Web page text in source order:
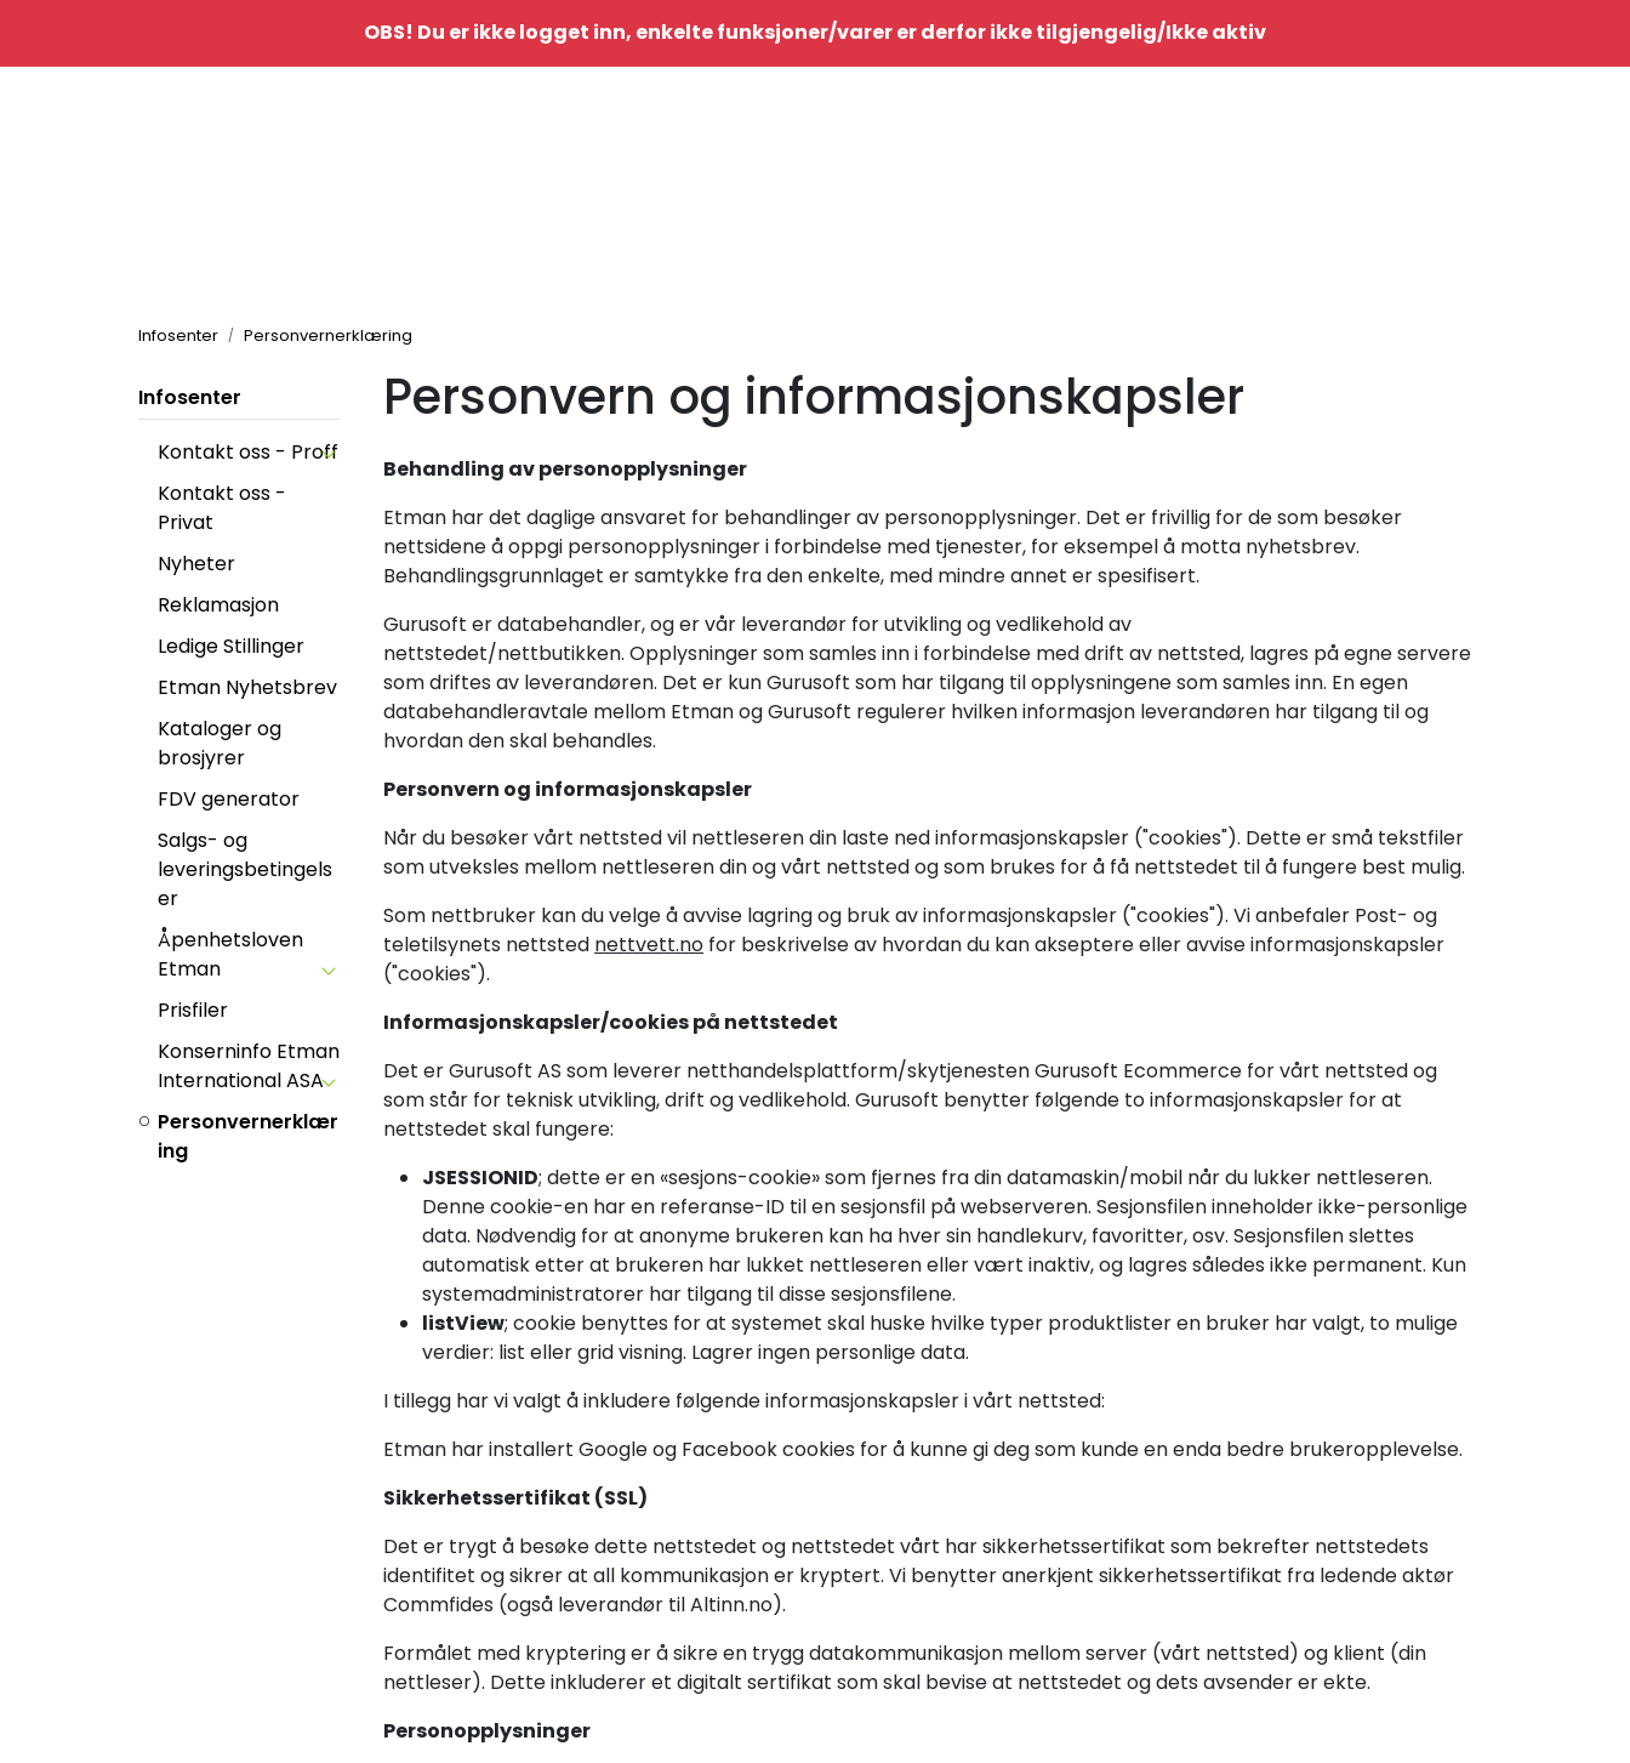
idè&inspo Infosenter
OBS! Du er ikke logget inn, enkelte funksjoner/varer er derfor ikke tilgjengelig/Ikke aktiv
Infosenter Personvernerklæring
Infosenter
Kontakt oss - Proff
Kontakt oss -
Privat
Nyheter
Reklamasjon
Ledige Stillinger
Etman Nyhetsbrev
Kataloger og
brosjyrer
FDV generator
Salgs- og
leveringsbetingels
er
Åpenhetsloven
Etman
Prisfiler
Konserninfo Etman
International ASA
Personvernerklær
ing
Personvern og informasjonskapsler
Behandling av personopplysninger
Etman har det daglige ansvaret for behandlinger av personopplysninger. Det er frivillig for de som besøker
nettsidene å oppgi personopplysninger i forbindelse med tjenester, for eksempel å motta nyhetsbrev.
Behandlingsgrunnlaget er samtykke fra den enkelte, med mindre annet er spesifisert.
Gurusoft er databehandler, og er vår leverandør for utvikling og vedlikehold av
nettstedet/nettbutikken. Opplysninger som samles inn i forbindelse med drift av nettsted, lagres på egne servere
som driftes av leverandøren. Det er kun Gurusoft som har tilgang til opplysningene som samles inn. En egen
databehandleravtale mellom Etman og Gurusoft regulerer hvilken informasjon leverandøren har tilgang til og
hvordan den skal behandles.
Personvern og informasjonskapsler
Når du besøker vårt nettsted vil nettleseren din laste ned informasjonskapsler ("cookies"). Dette er små tekstfiler
som utveksles mellom nettleseren din og vårt nettsted og som brukes for å få nettstedet til å fungere best mulig.
Som nettbruker kan du velge å avvise lagring og bruk av informasjonskapsler ("cookies"). Vi anbefaler Post- og
teletilsynets nettsted nettvett.no for beskrivelse av hvordan du kan akseptere eller avvise informasjonskapsler
("cookies").
Informasjonskapsler/cookies på nettstedet
Det er Gurusoft AS som leverer netthandelsplattform/skytjenesten Gurusoft Ecommerce for vårt nettsted og
som står for teknisk utvikling, drift og vedlikehold. Gurusoft benytter følgende to informasjonskapsler for at
nettstedet skal fungere:
JSESSIONID; dette er en «sesjons-cookie» som fjernes fra din datamaskin/mobil når du lukker nettleseren.
Denne cookie-en har en referanse-ID til en sesjonsfil på webserveren. Sesjonsfilen inneholder ikke-personlige
data. Nødvendig for at anonyme brukeren kan ha hver sin handlekurv, favoritter, osv. Sesjonsfilen slettes
automatisk etter at brukeren har lukket nettleseren eller vært inaktiv, og lagres således ikke permanent. Kun
systemadministratorer har tilgang til disse sesjonsfilene.
listView; cookie benyttes for at systemet skal huske hvilke typer produktlister en bruker har valgt, to mulige
verdier: list eller grid visning. Lagrer ingen personlige data.
I tillegg har vi valgt å inkludere følgende informasjonskapsler i vårt nettsted:
Etman har installert Google og Facebook cookies for å kunne gi deg som kunde en enda bedre brukeropplevelse.
Sikkerhetssertifikat (SSL)
Det er trygt å besøke dette nettstedet og nettstedet vårt har sikkerhetssertifikat som bekrefter nettstedets
identifitet og sikrer at all kommunikasjon er kryptert. Vi benytter anerkjent sikkerhetssertifikat fra ledende aktør
Commfides (også leverandør til Altinn.no).
Formålet med kryptering er å sikre en trygg datakommunikasjon mellom server (vårt nettsted) og klient (din
nettleser). Dette inkluderer et digitalt sertifikat som skal bevise at nettstedet og dets avsender er ekte.
Personopplysninger